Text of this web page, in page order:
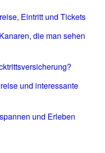
Eintritt und Tickets
die man sehen
und interessante
und Erleben